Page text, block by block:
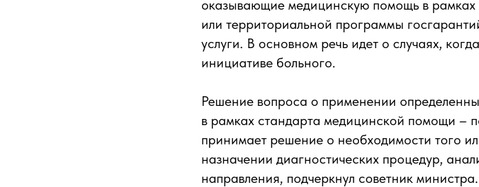
оказывающие медицинскую помощь в
или территориальной программы
услуги. В основном речь идет о случаях,
инициативе больного.
Решение вопроса о применении
в рамках стандарта медицинской помощи –
принимает решение о необходимости того
назначении диагностических процедур,
направления, подчеркнул советник министра.